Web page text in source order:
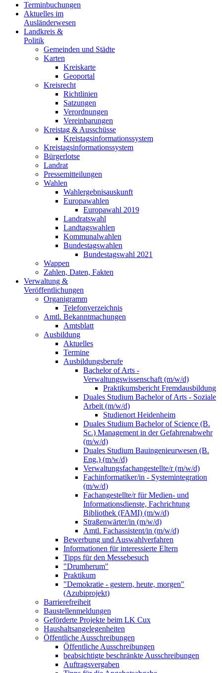
Terminbuchungen
Aktuelles im
Ausländerwesen
Landkreis &
Politik
Gemeinden und Städte
Karten
Kreiskarte
Geoportal
Kreisrecht
Richtlinien
Satzungen
Verordnungen
Vereinbarungen
Kreistag & Ausschüsse
Kreistagsinformationssystem
Kreistagsinformationssystem
Bürgerlotse
Landrat
Pressemitteilungen
Wahlen
Wahlergebnisauskunft
Europawahlen
Europawahl 2019
Landratswahl
Landtagswahlen
Kommunalwahlen
Bundestagswahlen
Bundestagswahl 2021
Wappen
Zahlen, Daten, Fakten
Verwaltung &
Veröffentlichungen
Organigramm
Telefonverzeichnis
Amtl. Bekanntmachungen
Amtsblatt
Ausbildung
Aktuelles
Termine
Ausbildungsberufe
Bachelor of Arts -
Verwaltungswissenschaft (m/w/d)
Praktikumsbericht Fremdausbildung
Duales Studium Bachelor of Arts - Soziale
Arbeit (m/w/d)
Studienort Heidenheim
Duales Studium Bachelor of Science (B.
Sc.) Management in der Gefahrenabwehr
(m/w/d)
Duales Studium Bauingenieurwesen (B.
Eng.) (m/w/d)
Verwaltungsfachangestellte/r (m/w/d)
Fachinformatiker/in - Systemintegration
(m/w/d)
Fachangestellte/r für Medien- und
Informationsdienste, Fachrichtung
Bibliothek (FAMI) (m/w/d)
Straßenwärter/in (m/w/d)
Amtl. Fachassistent/in (m/w/d)
Bewerbung und Auswahlverfahren
Informationen für interessierte Eltern
Tipps für den Messebesuch
"Drumherum"
Praktikum
"Demokratie - gestern, heute, morgen"
(Azubiprojekt)
Barrierefreiheit
Baustellenmeldungen
Geförderte Projekte beim LK Cux
Haushaltsangelegenheiten
Öffentliche Ausschreibungen
Öffentliche Ausschreibungen
beabsichtigte beschränkte Ausschreibungen
Auftragsvergaben